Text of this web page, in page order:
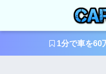
1分で車を60